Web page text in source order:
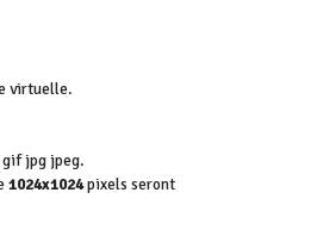
virtuelle.
gif jpg jpeg.
1024x1024pixels seront